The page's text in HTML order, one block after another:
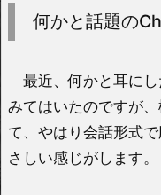
何かと話題の
最近、何かと耳に
みてはいたのですが
て、やはり会話形式
さしい感じがします。